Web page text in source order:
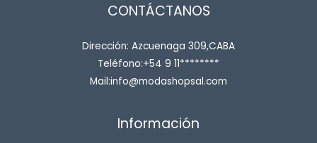
CONTÁCTANOS
Dirección: Azcuenaga 309,CABA
Teléfono:+54 9 11********
Mail:info@modashopsal.com
Información